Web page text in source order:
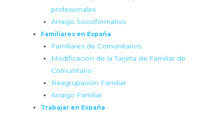
profesionales
Arraigo Socioformativo
Familiares en España
Familiares de Comunitarios
Modificación de la Tarjeta de Familiar de
Comunitario
Reagrupación Familiar
Arraigo Familiar
Trabajar en España